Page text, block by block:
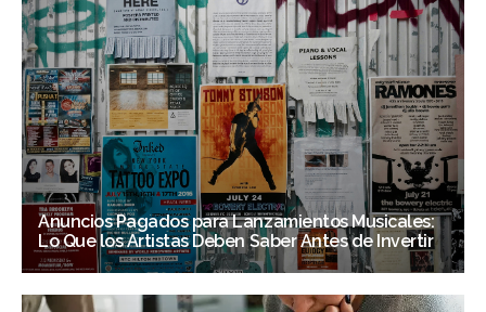
Anuncios Pagados para Lanzamientos Musicales:
Lo Que los Artistas Deben Saber Antes de Invertir